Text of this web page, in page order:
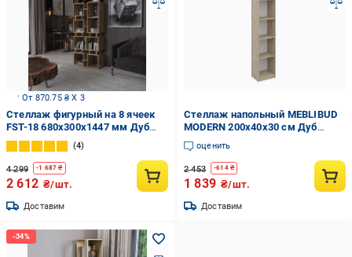
От 870.75 ₴ X 3
Стеллаж фигурный на 8 ячеек
FST-18 680х300х1447 мм Дуб
Аппалачи
4
4 299 -1 687 ₴
2 612 ₴/шт.
Доставим
Стеллаж напольный MEBLIBUD
MODERN 200х40х30 см Дуб
сонома (34380199)
оценить
2 453 -614₴
1 839 ₴/шт.
Доставим